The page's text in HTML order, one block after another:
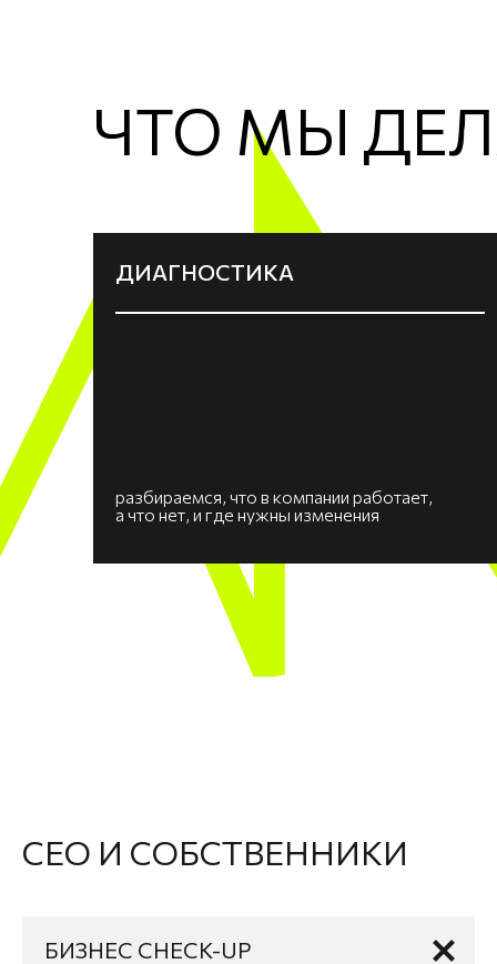
ЧТО МЫ
разбираемся, что в компании работает,
а что нет, и где нужны изменения
ДИАГНОСТИКА
CEO И СОБСТВЕННИКИ
БИЗНЕС CHECK-UP